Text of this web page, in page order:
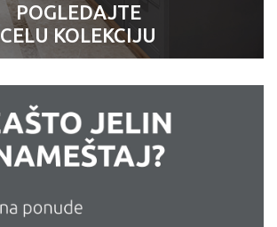
POGLEDAJTE
CELU KOLEKCIJU